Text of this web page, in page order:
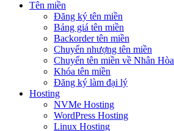
Tên miền
Đăng ký tên miền
Bảng giá tên miền
Backorder tên miền
Chuyển nhượng tên miền
Chuyển tên miền về Nhân Hòa
Khóa tên miền
Đăng ký làm đại lý
Hosting
NVMe Hosting
WordPress Hosting
Linux Hosting